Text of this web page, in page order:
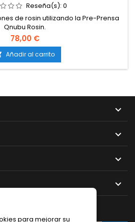
Reseña(s): 0
de rosin utilizando la Pre-Prensa
Qnubu Rosin.
78,00 €
Añadir al carrito




para mejorar su